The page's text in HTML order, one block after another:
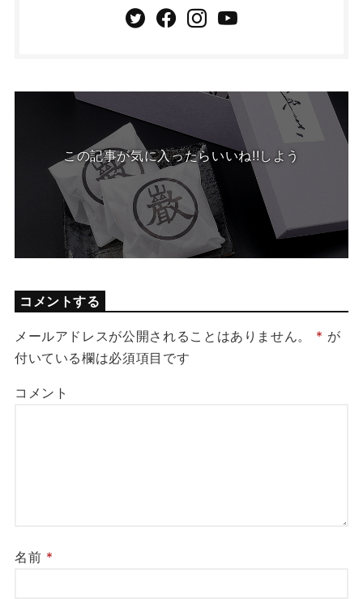
この記事が気に入ったらいいね!!しよう
コメントする
メールアドレスが公開されることはありません。 * が
付いている欄は必須項目です
コメント
名前 *